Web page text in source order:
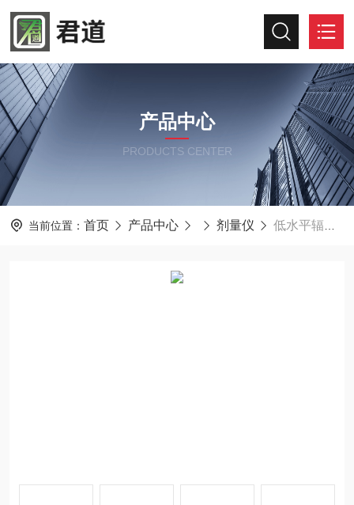
产品中心
PRODUCTS CENTER
当前位置： 首页 产品中心 剂量仪 低水平辐射剂量检测仪 FJ1200